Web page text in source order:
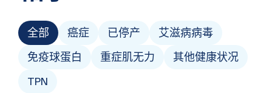
全部 癌症 已停产
艾滋病病毒
免疫球蛋白
重症肌无力
其他健康状况
TPN